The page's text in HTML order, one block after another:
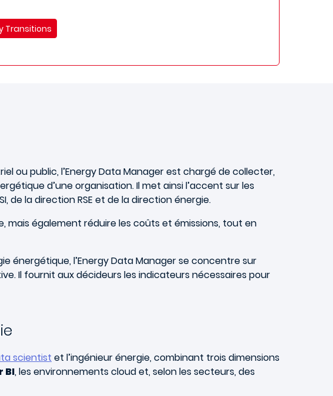
Transitions
ou public, l’Energy Data Manager est chargé de collecter,
d’une organisation. Il met ainsi l’accent sur les
de la direction RSE et de la direction énergie.
mais également réduire les coûts et émissions, tout en
énergétique, l’Energy Data Manager se concentre sur
Il fournit aux décideurs les indicateurs nécessaires pour
scientist et l’ingénieur énergie, combinant trois dimensions
BI, les environnements cloud et, selon les secteurs, des